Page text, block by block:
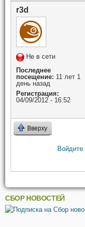
r3d
Не в сети
Последнее
посещение: 11 лет 1
день назад
Регистрация:
04/09/2012 - 16:52
Вверху
Войдите
СБОР НОВОСТЕЙ